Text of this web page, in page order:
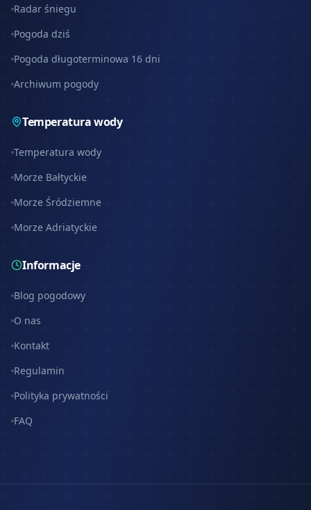
Radar śniegu
Pogoda dziś
Pogoda długoterminowa 16 dni
Archiwum pogody
Temperatura wody
Temperatura wody
Morze Bałtyckie
Morze Śródziemne
Morze Adriatyckie
Informacje
Blog pogodowy
O nas
Kontakt
Regulamin
Polityka prywatności
FAQ